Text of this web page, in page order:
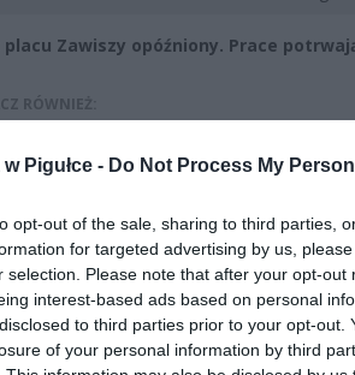
Pigułce - Do Not Process My
opt-out of the sale, sharing to third parties,
for targeted advertising by us,
selection. Please note that after your opt-out
interest-based ads based on personal
to third parties prior to your opt-out.
of your personal information by third
Zawiszy opóźniony. Prace
RÓWNIEŻ:
dzieci do 3. roku życia
podniesie próg 500 plus dla seniorów.
wypłata przy emeryturze od 2200
2026 19:14